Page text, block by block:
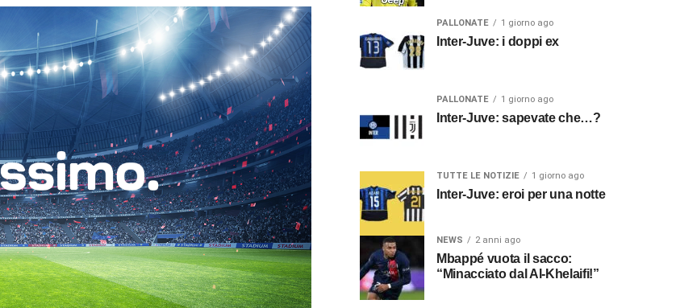
PALLONATE 1 giorno ago
Inter-Juve: i doppi ex
PALLONATE 1 giorno ago
Inter-Juve: sapevate che…?
TUTTE LE NOTIZIE 1 giorno ago
Inter-Juve: eroi per una notte
NEWS 2 anni ago
Mbappé vuota il sacco:
“Minacciato dal Al-Khelaifi!”